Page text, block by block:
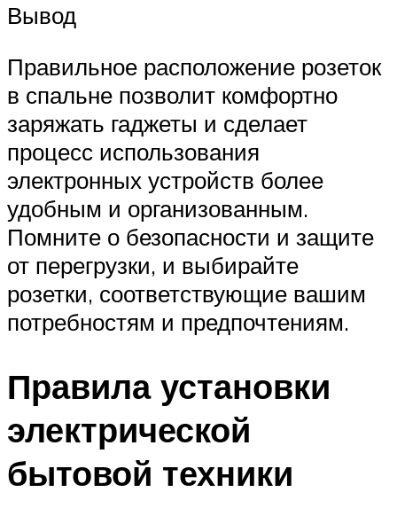
Вывод
Правильное расположение розеток
в спальне позволит комфортно
заряжать гаджеты и сделает
процесс использования
электронных устройств более
удобным и организованным.
Помните о безопасности и защите
от перегрузки, и выбирайте
розетки, соответствующие вашим
потребностям и предпочтениям.
Правила установки
электрической
бытовой техники